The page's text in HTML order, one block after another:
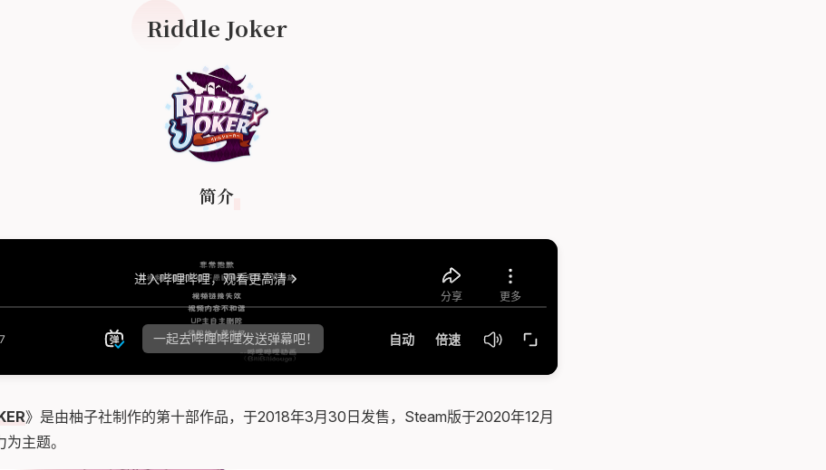
Riddle Joker
简介
》是由柚子社制作的第十部作品，于2018年3月30日发售，Steam版于2020年12月
主题。